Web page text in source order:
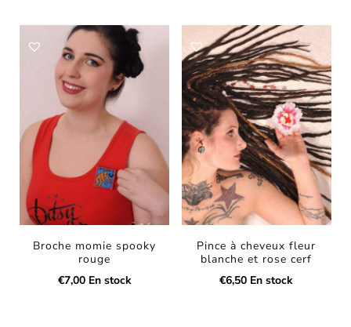
Broche momie spooky
rouge
€7,00 En stock
Pince à cheveux fleur
blanche et rose cerf
€6,50 En stock